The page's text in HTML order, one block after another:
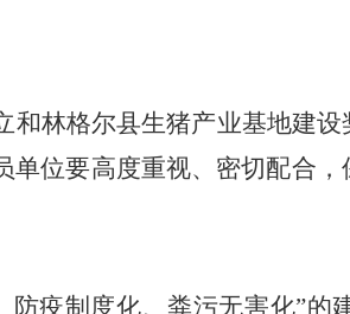
和林格尔县生猪产业基地建设
位要高度重视、密切配合
疫制度化、粪污无害化”的